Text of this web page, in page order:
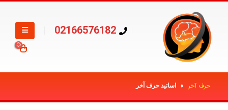
02166576182
حرف آخر » اساتید حرف آخر